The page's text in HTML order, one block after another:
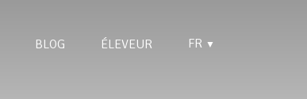
BLOG ÉLEVEUR FR ▼